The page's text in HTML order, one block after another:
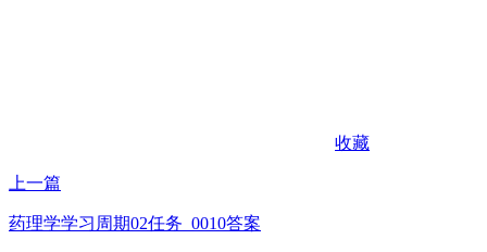
收藏
上一篇
药理学学习周期02任务_0010答案